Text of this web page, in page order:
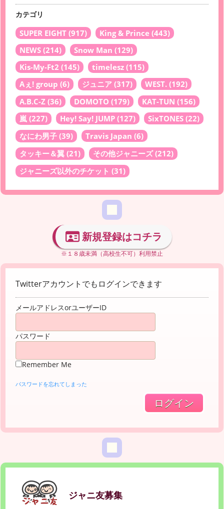
カテゴリ
SUPER EIGHT (917) King & Prince (443)
NEWS (214) Snow Man (129)
Kis-My-Ft2 (145) timelesz (115)
Aぇ! group (6) ジュニア (317) WEST. (192)
A.B.C-Z (36) DOMOTO (179) KAT-TUN (156)
嵐 (227) Hey! Say! JUMP (127) SixTONES (22)
なにわ男子 (39) Travis Japan (6)
タッキー＆翼 (21) その他ジャニーズ(212)
ジャニーズ以外のチケット (31)
新規登録はコチラ
※１８歳未満（高校生不可）利用禁止
Twitterアカウントでもログインできます
メールアドレスorユーザーID
パスワード
Remember Me
パスワードを忘れてしまった
ジャニ友募集